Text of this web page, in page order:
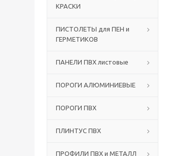
КРАСКИ
ПИСТОЛЕТЫ для ПЕН и
ГЕРМЕТИКОВ
ПАНЕЛИ ПВХ листовые
ПОРОГИ АЛЮМИНИЕВЫЕ
ПОРОГИ ПВХ
ПЛИНТУС ПВХ
ПРОФИЛИ ПВХ и МЕТАЛЛ